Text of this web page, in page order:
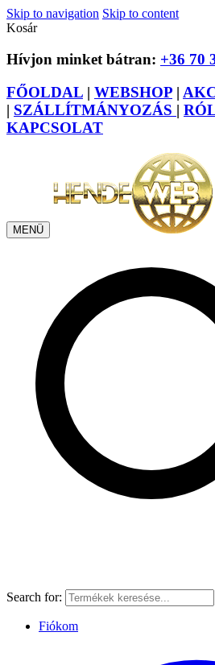
Skip to navigation Skip to content
Kosár
Hívjon minket bátran: +36 70
FŐOLDAL | WEBSHOP |
| SZÁLLÍTMÁNYOZÁS |
KAPCSOLAT
MENÜ
Search for:
Fiókom